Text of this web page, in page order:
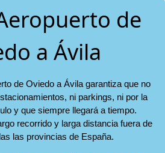
de
a Ávila
de Oviedo a Ávila garantiza que no
ni parkings, ni por la
y que siempre llegará a tiempo.
recorrido y larga distancia fuera de
las provincias de España.